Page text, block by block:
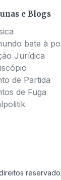
e Blogs
bate à
Jurídica
de Partida
de Fuga